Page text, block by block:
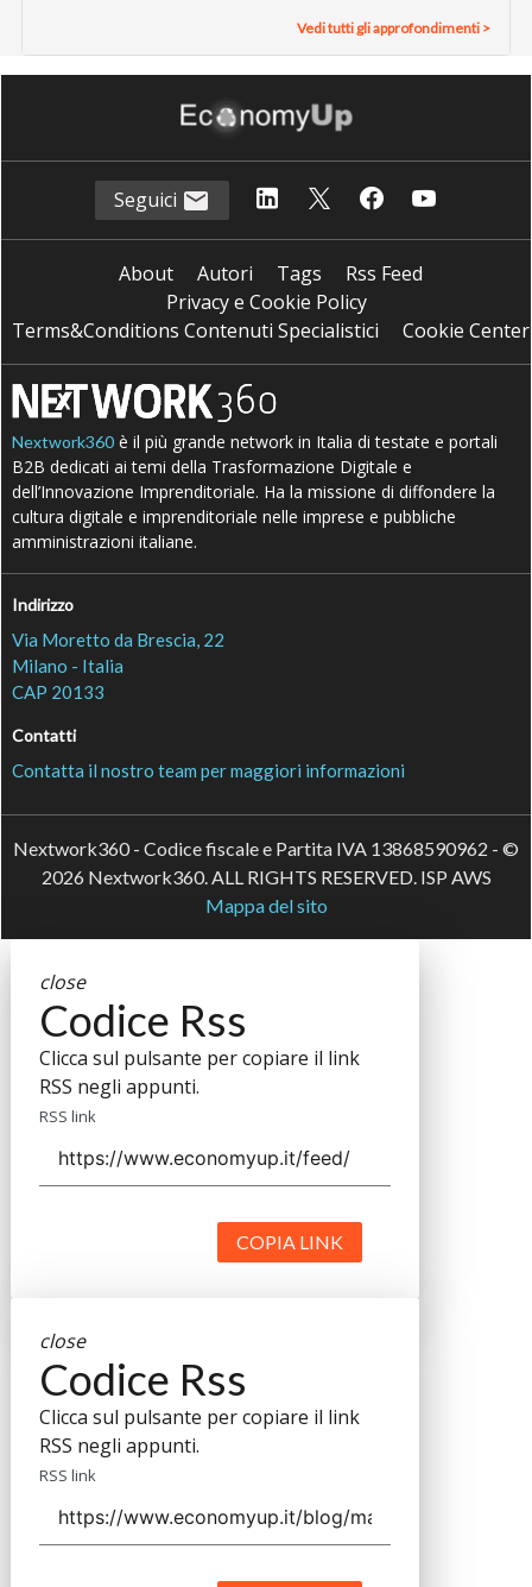
Vedi tutti gli approfondimenti >
Seguici
About Autori Tags
Rss Feed
Privacy e Cookie Policy
Terms&Conditions Contenuti Specialistici
Cookie Center
Nextwork360 è il più grande network in Italia di testate e portali
B2B dedicati ai temi della Trasformazione Digitale e
dell’Innovazione Imprenditoriale. Ha la missione di diffondere la
cultura digitale e imprenditoriale nelle imprese e pubbliche
amministrazioni italiane.
Indirizzo
Via Moretto da Brescia, 22
Milano - Italia
CAP 20133
Contatti
Contatta il nostro team per maggiori informazioni
Nextwork360 - Codice fiscale e Partita IVA 13868590962 - ©
2026 Nextwork360. ALL RIGHTS RESERVED. ISP AWS
Mappa del sito
close
Codice Rss
Clicca sul pulsante per copiare il link
RSS negli appunti.
RSS link
COPIA LINK
close
Codice Rss
Clicca sul pulsante per copiare il link
RSS negli appunti.
RSS link